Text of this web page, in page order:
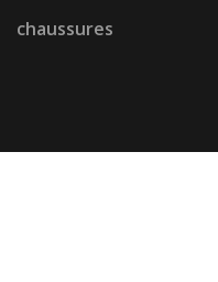
chaussures